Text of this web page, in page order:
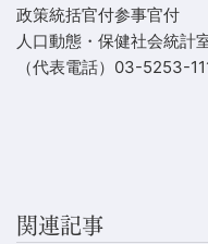
政策統括官付参事官付
人口動態・保健社会統計
（代表電話）03-5253-
関連記事